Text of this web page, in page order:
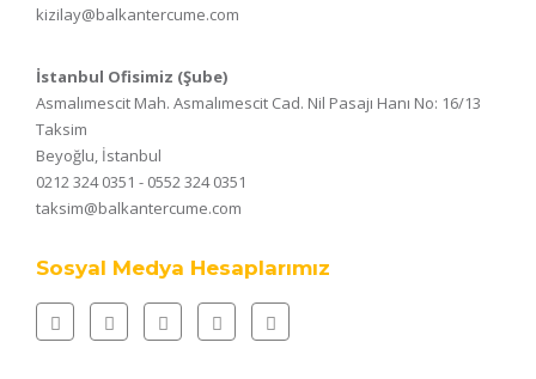
kizilay@balkantercume.com
İstanbul Ofisimiz (Şube)
Asmalımescit Mah. Asmalımescit Cad. Nil Pasajı Hanı No: 16/13
Taksim
Beyoğlu, İstanbul
0212 324 0351 - 0552 324 0351
taksim@balkantercume.com
Sosyal Medya Hesaplarımız